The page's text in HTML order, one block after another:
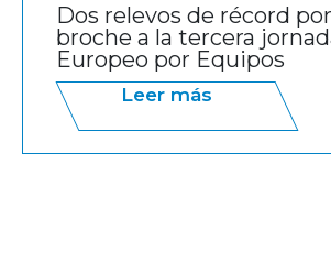
Dos relevos de récord
broche a la tercera
Europeo por Equipos
Leer más